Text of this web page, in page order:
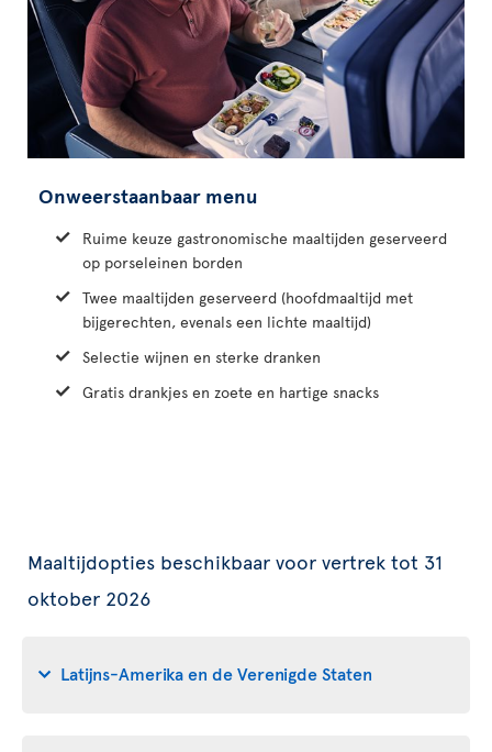
Onweerstaanbaar menu
Ruime keuze gastronomische maaltijden geserveerd
op porseleinen borden
Twee maaltijden geserveerd (hoofdmaaltijd met
bijgerechten, evenals een lichte maaltijd)
Selectie wijnen en sterke dranken
Gratis drankjes en zoete en hartige snacks
Maaltijdopties beschikbaar voor vertrek tot 31
oktober 2026
Latijns-Amerika en de Verenigde Staten